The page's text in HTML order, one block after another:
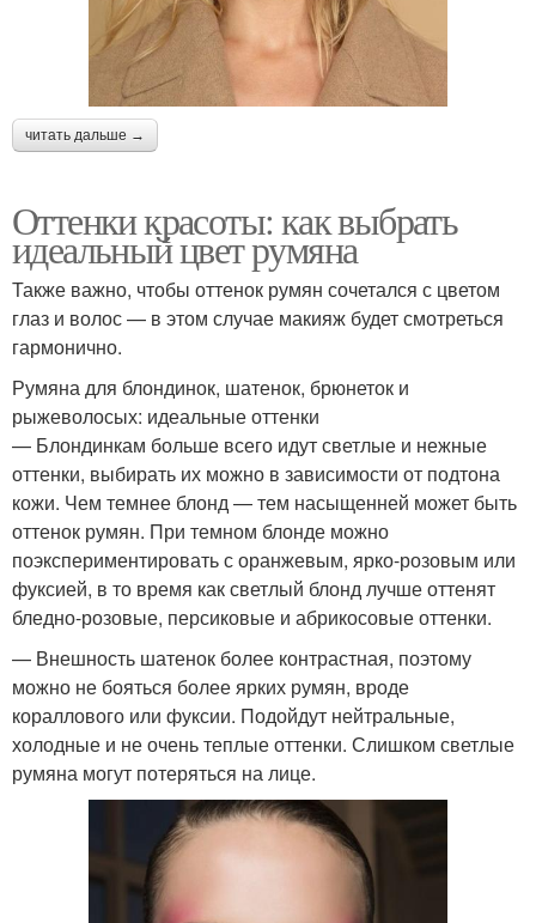
читать дальше →
Оттенки красоты: как выбрать
идеальный цвет румяна
Также важно, чтобы оттенок румян сочетался с цветом
глаз и волос — в этом случае макияж будет смотреться
гармонично.
Румяна для блондинок, шатенок, брюнеток и
рыжеволосых: идеальные оттенки
— Блондинкам больше всего идут светлые и нежные
оттенки, выбирать их можно в зависимости от подтона
кожи. Чем темнее блонд — тем насыщенней может быть
оттенок румян. При темном блонде можно
поэкспериментировать с оранжевым, ярко-розовым или
фуксией, в то время как светлый блонд лучше оттенят
бледно-розовые, персиковые и абрикосовые оттенки.
— Внешность шатенок более контрастная, поэтому
можно не бояться более ярких румян, вроде
кораллового или фуксии. Подойдут нейтральные,
холодные и не очень теплые оттенки. Слишком светлые
румяна могут потеряться на лице.